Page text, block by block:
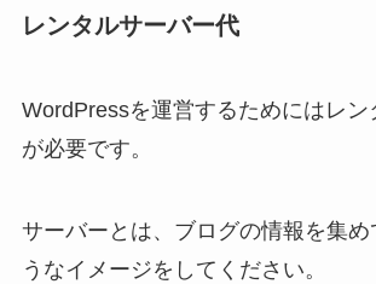
レンタルサーバー代
WordPressを運営するためにはレン
が必要です。
サーバーとは、ブログの情報を集め
うなイメージをしてください。